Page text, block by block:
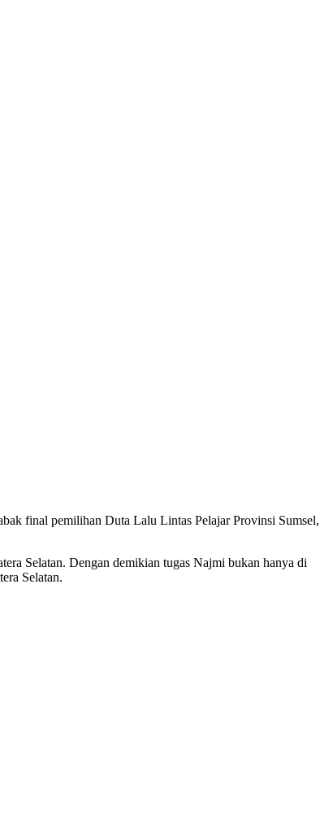
final pemilihan Duta Lalu Lintas Pelajar Provinsi Sumsel,
Selatan. Dengan demikian tugas Najmi bukan hanya di
Selatan.